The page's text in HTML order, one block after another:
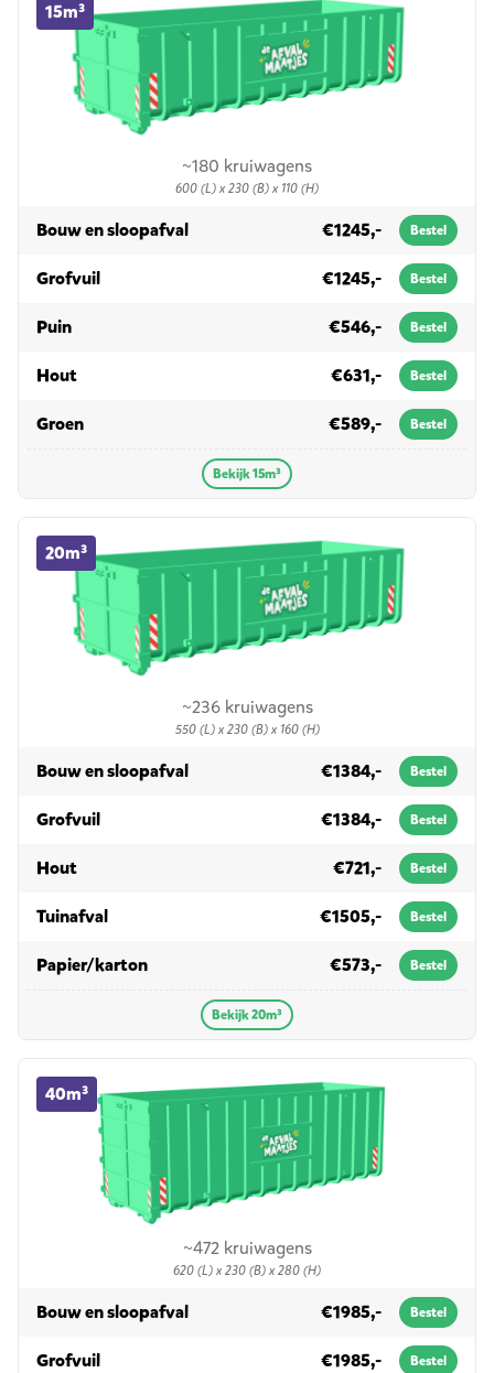
~180 kruiwagens
600 (L) x 230 (B) x 110 (H)
15m³
Bouw en sloopafvalin 15m³ €1245,- Bestel
Grofvuilin 15m³ €1245,- Bestel
Puinin 15m³ €546,- Bestel
Houtin 15m³ €631,- Bestel
Groenin 15m³ €589,- Bestel
Bekijk 15m³
~236 kruiwagens
550 (L) x 230 (B) x 160 (H)
20m³
20m³ container huren
Bouw en sloopafvalin 20m³ €1384,- Bestel
Grofvuilin 20m³ €1384,- Bestel
Houtin 20m³ €721,- Bestel
Tuinafvalin 20m³ €1505,- Bestel
Papier/kartonin 20m³ €573,- Bestel
Bekijk 20m³
~472 kruiwagens
620 (L) x 230 (B) x 280 (H)
40m³
40m³ container huren
Bouw en sloopafvalin 40m³ €1985,- Bestel
Grofvuilin 40m³ €1985,- Bestel